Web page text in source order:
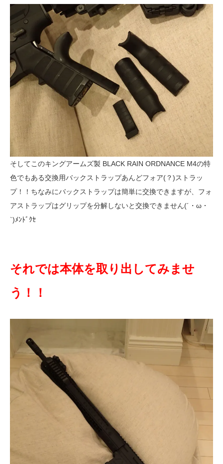
そしてこのキングアームズ製 BLACK RAIN ORDNANCE M4の特
色でもある交換用バックストラップあんどフォア(？)ストラッ
プ！！ちなみにバックストラップは簡単に交換できますが、フォ
アストラップはグリップを分解しないと交換できません(´・ω・
`)ﾒﾝﾄﾞｸｾ
それでは本体を取り出してみませ
う！！